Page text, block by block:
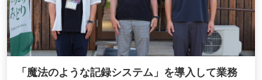
「魔法のような記録システム」を導入して業務